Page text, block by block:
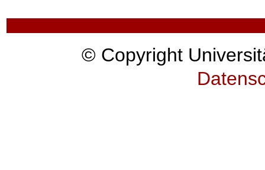
© Copyright